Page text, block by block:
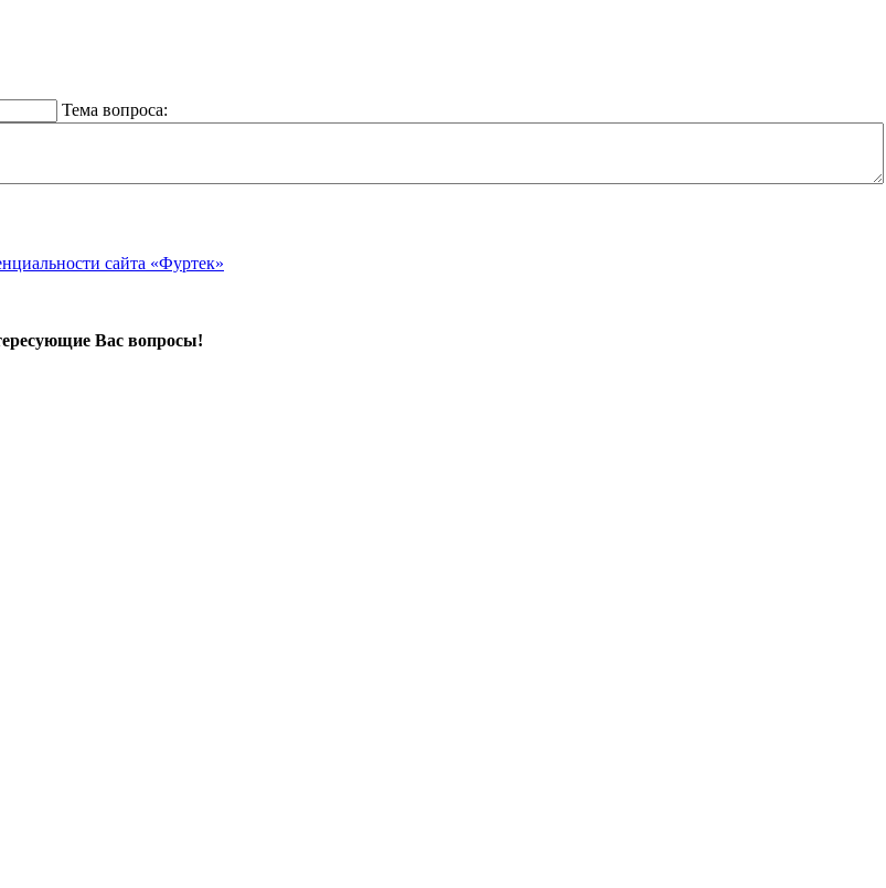
Тема вопроса:
сайта «Фуртек»
Вас вопросы!